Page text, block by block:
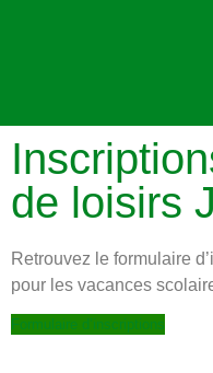
de loisirs
Retrouvez le formulaire
pour les vacances
Formulaire d’inscriptions